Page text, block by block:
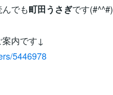
でも町田うさぎです(#^^#)
内です↓
5446978